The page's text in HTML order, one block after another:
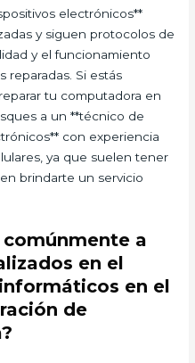
electrónicos**
y siguen protocolos de
y el funcionamiento
reparadas. Si estás
tu computadora en
a un **técnico de
con experiencia
ya que suelen tener
brindarte un servicio
a
en el
en el
de